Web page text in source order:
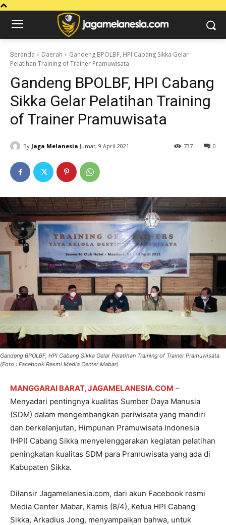
Beranda Daerah
Gandeng BPOLBF, HPI Cabang Sikka Gelar
Pelatihan Training of Trainer Pramuwisata
Gandeng BPOLBF, HPI Cabang
Sikka Gelar Pelatihan Training
of Trainer Pramuwisata
By Jaga Melanesia Jumat, 9 April 2021 0
737
Gandeng BPOLBF, HPI Cabang Sikka Gelar Pelatihan Training of Trainer Pramuwisata
(Foto : Facebook Resmi Media Center Mabar)
MANGGARAI BARAT, JAGAMELANESIA.COM –
Menyadari pentingnya kualitas Sumber Daya Manusia
(SDM) dalam mengembangkan pariwisata yang mandiri
dan berkelanjutan, Himpunan Pramuwisata Indonesia
(HPI) Cabang Sikka menyelenggarakan kegiatan pelatihan
peningkatan kualitas SDM para Pramuwisata yang ada di
Kabupaten Sikka.
Dilansir Jagamelanesia.com, dari akun Facebook resmi
Media Center Mabar, Kamis (8/4), Ketua HPI Cabang
Sikka, Arkadius Jong, menyampaikan bahwa, untuk